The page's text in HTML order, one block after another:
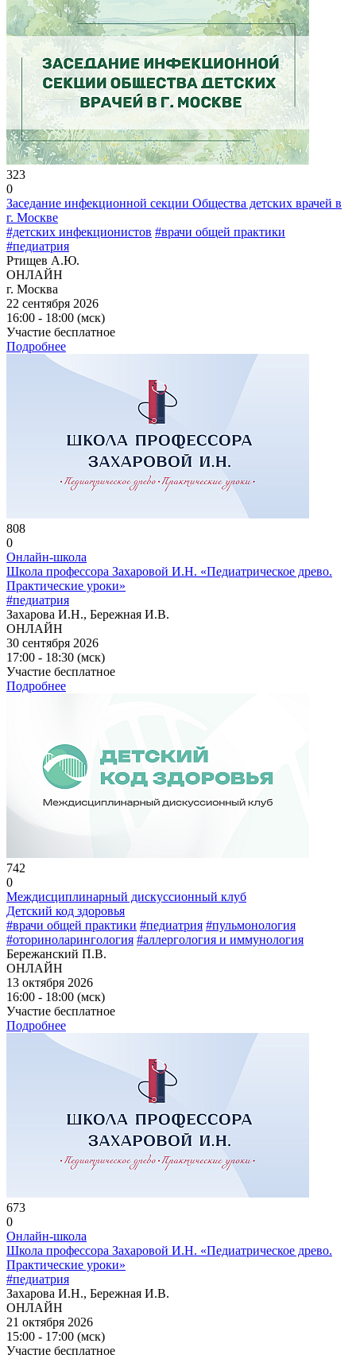
323
0
Заседание инфекционной секции Общества детских врачей в
г. Москве
#детских инфекционистов #врачи общей практики
#педиатрия
Ртищев А.Ю.
ОНЛАЙН
г. Москва
22 сентября 2026
16:00 - 18:00 (мск)
Участие бесплатное
Подробнее
808
0
Онлайн-школа
Школа профессора Захаровой И.Н. «Педиатрическое древо.
Практические уроки»
#педиатрия
Захарова И.Н., Бережная И.В.
ОНЛАЙН
30 сентября 2026
17:00 - 18:30 (мск)
Участие бесплатное
Подробнее
742
0
Междисциплинарный дискуссионный клуб
Детский код здоровья
#врачи общей практики #педиатрия #пульмонология
#оториноларингология #аллергология и иммунология
Бережанский П.В.
ОНЛАЙН
13 октября 2026
16:00 - 18:00 (мск)
Участие бесплатное
Подробнее
673
0
Онлайн-школа
Школа профессора Захаровой И.Н. «Педиатрическое древо.
Практические уроки»
#педиатрия
Захарова И.Н., Бережная И.В.
ОНЛАЙН
21 октября 2026
15:00 - 17:00 (мск)
Участие бесплатное